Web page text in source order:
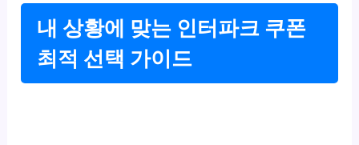
내 상황에 맞는 인터파크 쿠폰
최적 선택 가이드